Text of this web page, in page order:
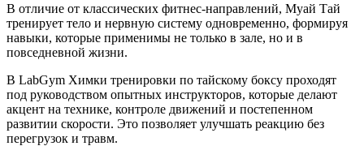
В отличие от классических фитнес-направлений, Муай Тай
тренирует тело и нервную систему одновременно, формируя
навыки, которые применимы не только в зале, но и в
повседневной жизни.
В LabGym Химки тренировки по тайскому боксу проходят
под руководством опытных инструкторов, которые делают
акцент на технике, контроле движений и постепенном
развитии скорости. Это позволяет улучшать реакцию без
перегрузок и травм.